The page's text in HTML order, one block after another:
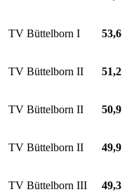
TV Büttelborn I 53,6
TV Büttelborn II 51,2
TV Büttelborn II 50,9
TV Büttelborn II 49,9
TV Büttelborn III 49,3